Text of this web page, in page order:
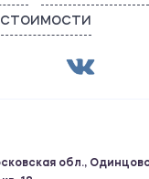
обл.,